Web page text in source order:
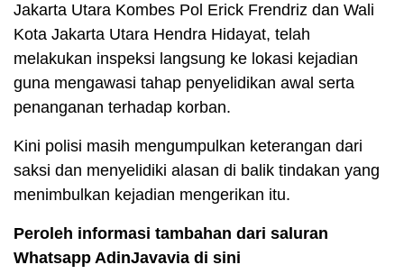
Jakarta Utara Kombes Pol Erick Frendriz dan Wali
Kota Jakarta Utara Hendra Hidayat, telah
melakukan inspeksi langsung ke lokasi kejadian
guna mengawasi tahap penyelidikan awal serta
penanganan terhadap korban.
Kini polisi masih mengumpulkan keterangan dari
saksi dan menyelidiki alasan di balik tindakan yang
menimbulkan kejadian mengerikan itu.
Peroleh informasi tambahan dari saluran
Whatsapp AdinJavavia di sini